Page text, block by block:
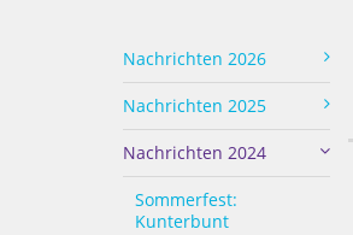
Nachrichten 2026
Nachrichten 2025
Nachrichten 2024
Sommerfest:
Kunterbunt